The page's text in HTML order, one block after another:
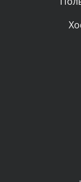
Текст
Текст